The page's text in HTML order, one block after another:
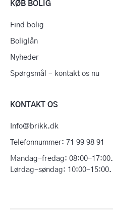
KØB BOLIG
Find bolig
Boliglån
Nyheder
Spørgsmål – kontakt os nu
KONTAKT OS
Info@brikk.dk
Telefonnummer: 71 99 98 91
Mandag-fredag: 08:00-17:00.
Lørdag-søndag: 10:00-15:00.